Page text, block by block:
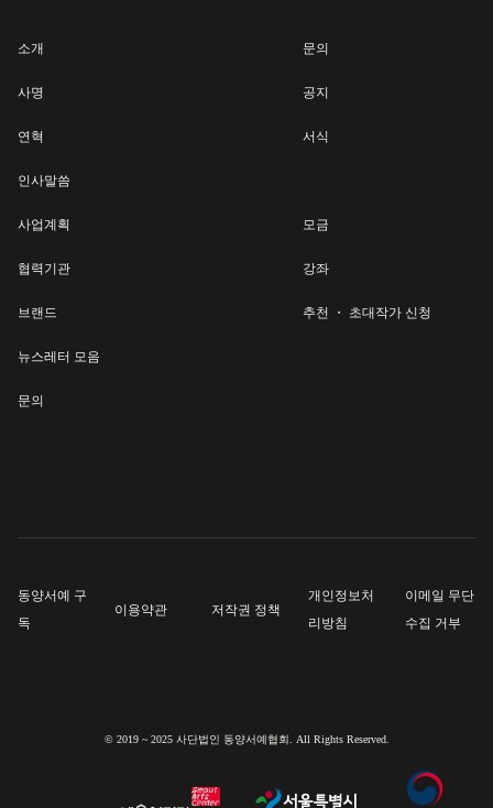
소개
사명
연혁
인사말씀
사업계획
협력기관
브랜드
뉴스레터 모음
문의
문의
공지
서식
모금
강좌
추천 ・ 초대작가 신청
동양서예 구
독
이용약관 저작권 정책
개인정보처
리방침
이메일 무단
수집 거부
© 2019 ~ 2025 사단법인 동양서예협회. All Rights Reserved.